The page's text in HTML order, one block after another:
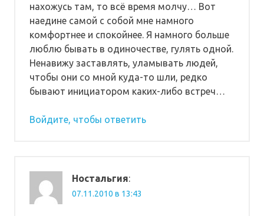
нахожусь там, то всё время молчу… Вот
наедине самой с собой мне намного
комфортнее и спокойнее. Я намного больше
люблю бывать в одиночестве, гулять одной.
Ненавижу заставлять, уламывать людей,
чтобы они со мной куда-то шли, редко
бывают инициатором каких-либо встреч…
Войдите, чтобы ответить
Ностальгия:
07.11.2010 в 13:43